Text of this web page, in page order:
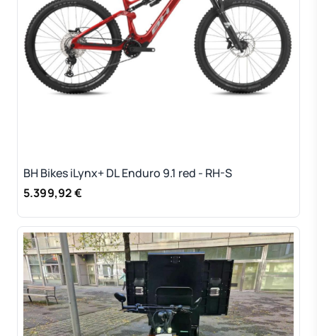
BH Bikes iLynx+ DL Enduro 9.1 red - RH-S
5.399,92 €